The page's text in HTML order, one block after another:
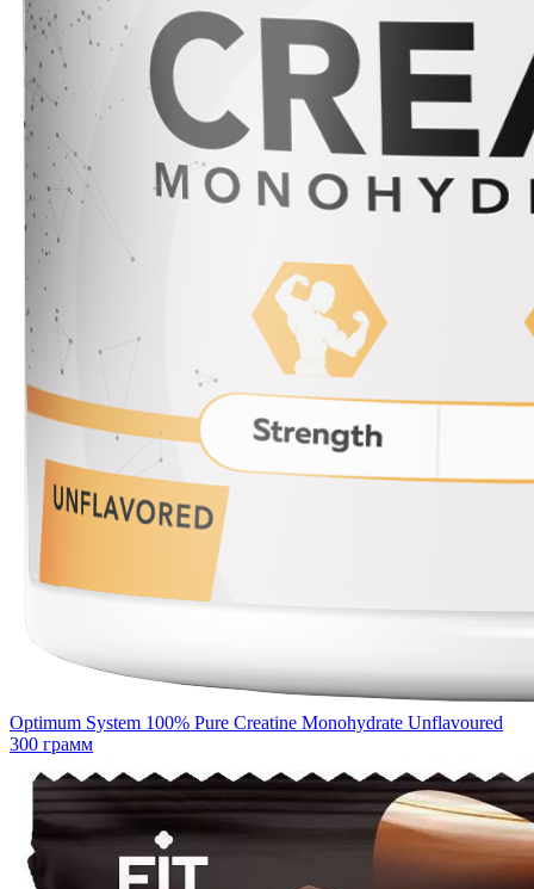
Optimum System 100% Pure Creatine Monohydrate Unflavoured
300 грамм